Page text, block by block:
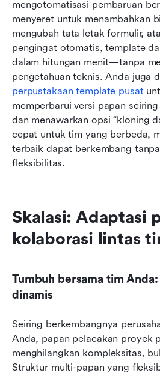
mengotomatisasi pembaruan
menyeret untuk menambahkan
mengubah tata letak formulir,
pengingat otomatis, template
dalam hitungan menit—tanpa
perpustakaan template pusat
memperbarui versi papan
dan menawarkan opsi “kloning
cepat untuk tim yang berbeda,
terbaik dapat berkembang
fleksibilitas.
Skalasi: Adaptasi
kolaborasi lintas
Tumbuh bersama tim
dinamis
Seiring berkembangnya
Anda, papan pelacakan proyek
menghilangkan kompleksitas,
Struktur multi-papan yang